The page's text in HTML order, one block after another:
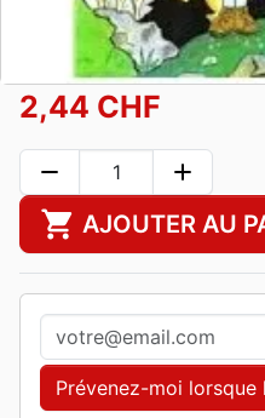
2,44 CHF
remove add
shopping_cart AJOUTER AU
Prévenez-moi